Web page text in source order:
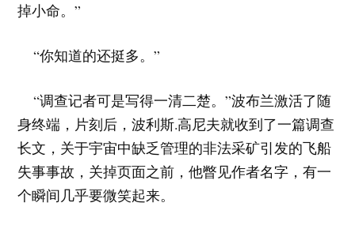
掉小命。”
“你知道的还挺多。”
“调查记者可是写得一清二楚。”波布兰激活了随
身终端，片刻后，波利斯.高尼夫就收到了一篇调查
长文，关于宇宙中缺乏管理的非法采矿引发的飞船
失事事故，关掉页面之前，他瞥见作者名字，有一
个瞬间几乎要微笑起来。